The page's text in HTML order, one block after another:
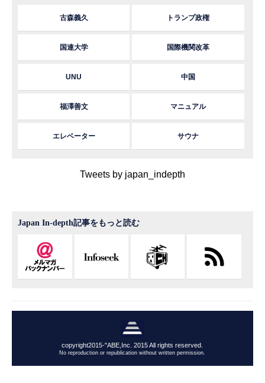
古森義久 トランプ政権
国連大学 国際機関改革
UNU 中国
福澤善文 マニュアル
エレベーター サウナ
Tweets by japan_indepth
Japan In-depth記事をもっと読む
copyright2015-"ABE,Inc. 2015 All rights reserved.
No reproduction or republication without written permission.